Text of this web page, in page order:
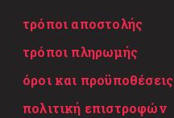
τρόποι αποστολής
τρόποι πληρωμής
όροι και προϋποθέσεις
πολιτική επιστροφών